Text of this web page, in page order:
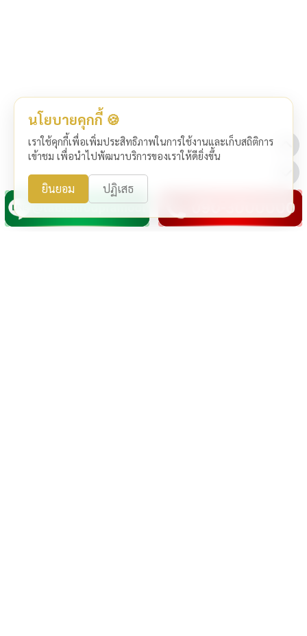
นโยบายคุกกี้ 🍪
เราใช้คุกกี้เพื่อเพิ่มประสิทธิภาพในการใช้งานและเก็บสถิติการ
เข้าชม เพื่อนำไปพัฒนาบริการของเราให้ดียิ่งขึ้น
ยินยอม ปฏิเสธ